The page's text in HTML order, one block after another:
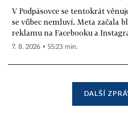
V Podpásovce se tentokrát
se vůbec nemluví. Meta začala
reklamu na Facebooku a
7. 8. 2026 ▪ 55:23 min.
DALŠÍ